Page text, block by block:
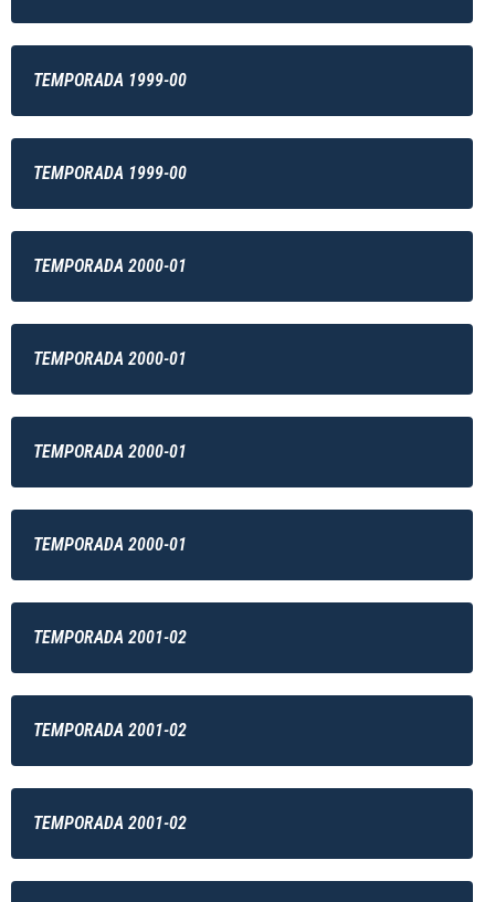
TEMPORADA 1999-00
TEMPORADA 1999-00
TEMPORADA 2000-01
TEMPORADA 2000-01
TEMPORADA 2000-01
TEMPORADA 2000-01
TEMPORADA 2001-02
TEMPORADA 2001-02
TEMPORADA 2001-02